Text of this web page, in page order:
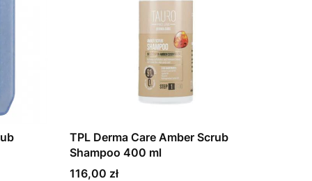
TPL Derma Care Amber Scrub
Shampoo 400 ml
Cena
116,00 zł